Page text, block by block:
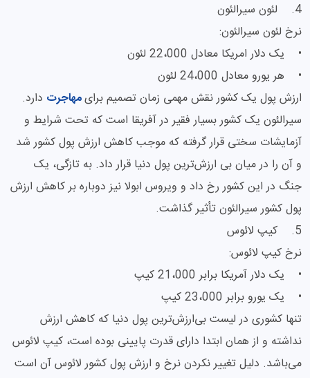
4. لئون سیرالئون
نرخ لئون سیرالئون:
• یک دلار امریکا معادل 22،000 لئون
• هر یورو معادل 24،000 لئون
ارزش پول یک کشور نقش مهمی زمان تصمیم برایمهاجرت دارد.
سیرالئون یک کشور بسیار فقیر در آفریقا است که تحت شرایط و
آزمایشات سختی قرار گرفته که موجب کاهش ارزش پول کشور شد
و آن را در میان بی ‌ارزش‌‌ترین پول دنیا قرار داد. به تازگی، یک
جنگ در این کشور رخ داد و ویروس ابولا نیز دوباره بر کاهش ارزش
پول کشور سیرالئون تأثیر گذاشت.
5. کیپ لائوس
نرخ کیپ لائوس:
• یک دلار آمریکا برابر 21،000 کیپ
• یک یورو برابر 23،000 کیپ
تنها کشوری در لیست بی‌ارز‌ش‌ترین پول دنیا که کاهش ارزش
نداشته و از همان ابتدا دارای قدرت پایینی بوده است، کیپ لائوس
می‌باشد. دلیل تغییر نکردن نرخ و ارزش پول کشور لائوس آن است